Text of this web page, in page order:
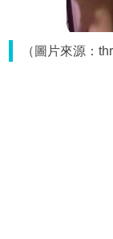
（圖片來源：